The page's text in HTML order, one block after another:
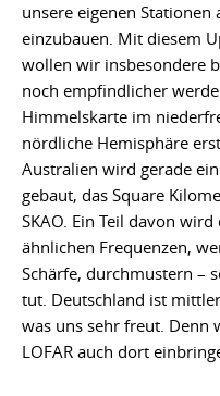
unsere eigenen
einzubauen. Mit diesem
wollen wir insbesondere
noch empfindlicher
Himmelskarte im
nördliche Hemisphäre
Australien wird gerade
gebaut, das Square
SKAO. Ein Teil davon
ähnlichen Frequenzen,
Schärfe, durchmustern –
tut. Deutschland ist
was uns sehr freut. Denn
LOFAR auch dort